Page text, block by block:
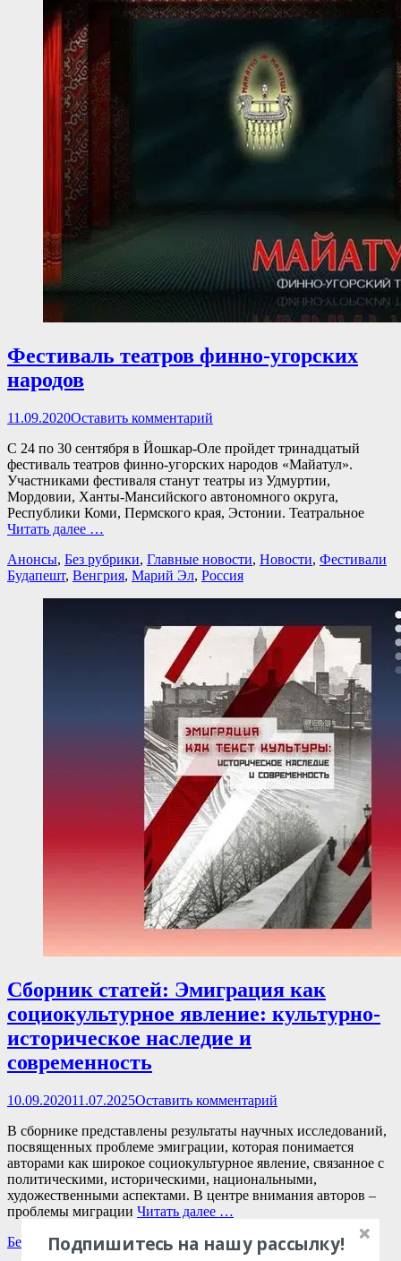
Фестиваль театров финно-угорских
народов
Опубликовано
11.09.2020Оставить комментарий
C 24 по 30 сентября в Йошкар-Оле пройдет тринадцатый
фестиваль театров финно-угорских народов «Майатул».
Участниками фестиваля станут театры из Удмуртии,
Мордовии, Ханты-Мансийского автономного округа,
Республики Коми, Пермского края, Эстонии. Театральное
Читать далее …
Категории
Анонсы, Без рубрики, Главные новости, Новости, Фестивали
Будапешт, Венгрия, Марий Эл, Россия
Сборник статей: Эмиграция как
социокультурное явление: культурно-
историческое наследие и
современность
Опубликовано
10.09.202011.07.2025Оставить комментарий
В сборнике представлены результаты научных исследований,
посвященных проблеме эмиграции, которая понимается
авторами как широкое социокультурное явление, связанное с
политическими, историческими, национальными,
художественными аспектами. В центре внимания авторов –
проблемы миграции Читать далее …
Категории
Без рубрики,Главные новости, Науч.сборники,Новости
Подпишитесь на нашу рассылку!